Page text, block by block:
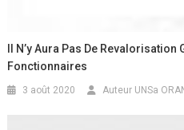
Il N’y Aura Pas De
Fonctionnaires
3 août 2020 Auteur UNSa